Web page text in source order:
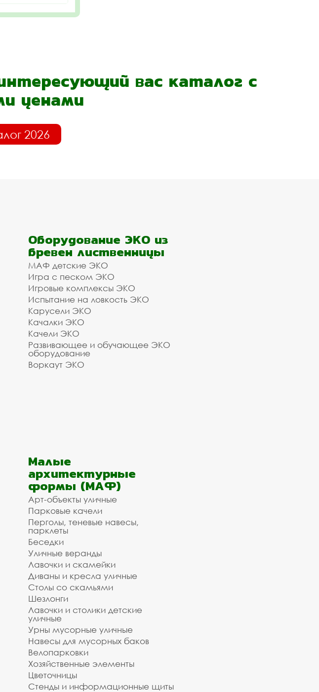
вас каталог с
ценами
2026
Оборудование ЭКО из
бревен лиственницы
МАФ детские ЭКО
Игра с песком ЭКО
Игровые комплексы ЭКО
Испытание на ловкость ЭКО
Карусели ЭКО
Качалки ЭКО
Качели ЭКО
Развивающее и обучающее ЭКО
оборудование
Воркаут ЭКО
Малые
архитектурные
формы (МАФ)
Арт-объекты уличные
Парковые качели
Перголы, теневые навесы,
парклеты
Беседки
Уличные веранды
Лавочки и скамейки
Диваны и кресла уличные
Столы со скамьями
Шезлонги
Лавочки и столики детские
уличные
Урны мусорные уличные
Навесы для мусорных баков
Велопарковки
Хозяйственные элементы
Цветочницы
Стенды и информационные щиты